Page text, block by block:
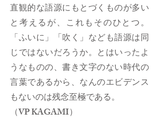
直観的な語源にもとづくものが多い
と考えるが、これもそのひとつ。
「ふいに」「吹く」なども語源は同
じではないだろうか。とはいったよ
うなものの、書き文字のない時代の
言葉であるから、なんのエビデンス
もないのは残念至極である。
（VP KAGAMI）